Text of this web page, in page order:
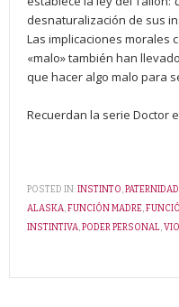
desnaturalización de sus
Las implicaciones morales
«malo» también han
que hacer algo malo para
Recuerdan la serie Doctor
POSTED IN:INSTINTO,PATERNIDAD
ALASKA,FUNCIÓN MADRE,
INSTINTIVA,PODER PERSONAL,